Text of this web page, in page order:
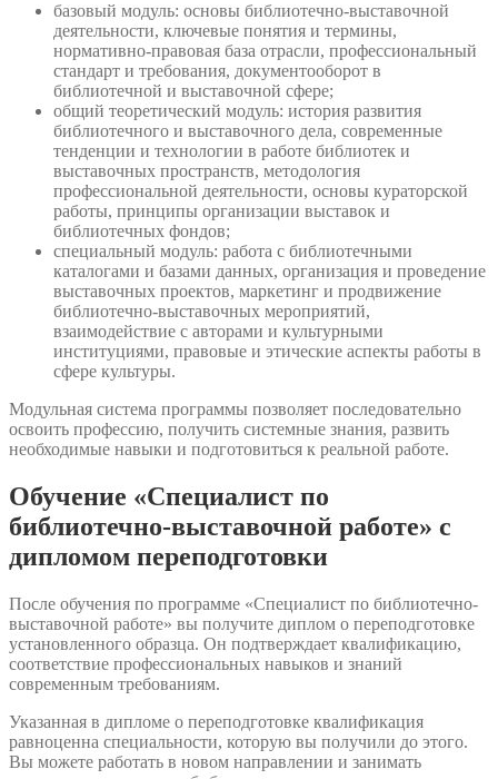
базовый модуль: основы библиотечно-выставочной
деятельности, ключевые понятия и термины,
нормативно-правовая база отрасли, профессиональный
стандарт и требования, документооборот в
библиотечной и выставочной сфере;
общий теоретический модуль: история развития
библиотечного и выставочного дела, современные
тенденции и технологии в работе библиотек и
выставочных пространств, методология
профессиональной деятельности, основы кураторской
работы, принципы организации выставок и
библиотечных фондов;
специальный модуль: работа с библиотечными
каталогами и базами данных, организация и проведение
выставочных проектов, маркетинг и продвижение
библиотечно-выставочных мероприятий,
взаимодействие с авторами и культурными
институциями, правовые и этические аспекты работы в
сфере культуры.
Модульная система программы позволяет последовательно
освоить профессию, получить системные знания, развить
необходимые навыки и подготовиться к реальной работе.
Обучение «Специалист по
библиотечно-выставочной работе» с
дипломом переподготовки
После обучения по программе «Специалист по библиотечно-
выставочной работе» вы получите диплом о переподготовке
установленного образца. Он подтверждает квалификацию,
соответствие профессиональных навыков и знаний
современным требованиям.
Указанная в дипломе о переподготовке квалификация
равноценна специальности, которую вы получили до этого.
Вы можете работать в новом направлении и занимать